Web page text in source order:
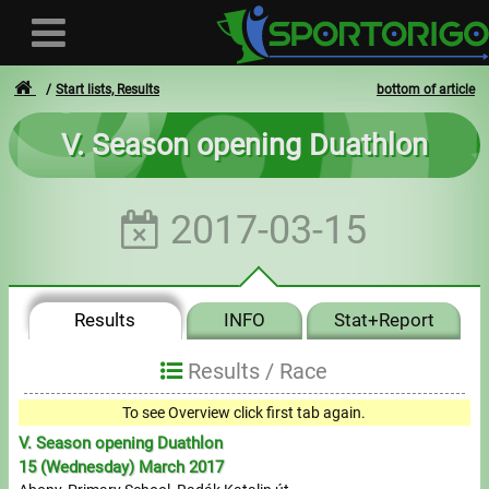
User
Forgotten login or password
Invoices
Privacy
bottom of article
Start lists, Results
V. Season opening Duathlon
2017-03-15
Results INFO Stat+Report
Results / Race
To see Overview click first tab again.
V. Season opening Duathlon
15 (Wednesday) March 2017